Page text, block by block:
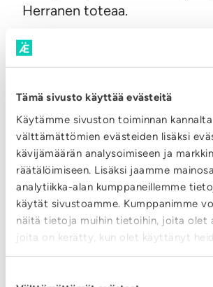
Tämä sivusto käyttää evästeitä
Käytämme sivuston toiminnan kannalta
välttämättömien evästeiden lisäksi
kävijämäärän analysoimiseen ja
räätälöimiseen. Lisäksi jaamme
analytiikka-alan kumppaneillemme
käytät sivustoamme. Kumppanimme
näitä tietoja muihin tietoihin, joita olet
joita on kerätty, kun olet käyttänyt
Herranen toteaa.
26.06.2026
Palvelemme kesällä
normaalisti
LUE LISÄÄ: